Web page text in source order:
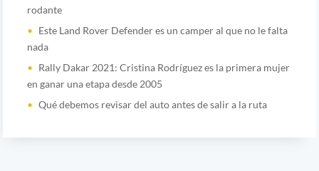
rodante
Este Land Rover Defender es un camper al que no le falta
nada
Rally Dakar 2021: Cristina Rodríguez es la primera mujer
en ganar una etapa desde 2005
Qué debemos revisar del auto antes de salir a la ruta